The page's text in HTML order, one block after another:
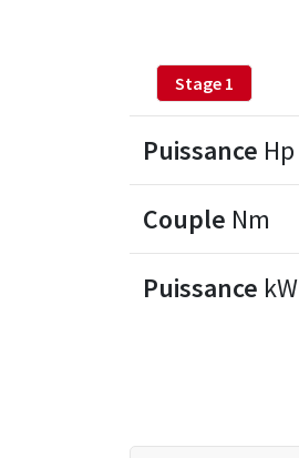
Stage 1
Puissance Hp
Couple Nm
Puissance kW